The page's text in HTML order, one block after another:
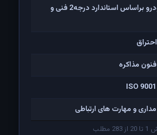
کتاب تعمیرکار برق خودرو براساس استاندارد درجه2 فنی و
مذاکره
و مهارت های ارتباطی
مطلب